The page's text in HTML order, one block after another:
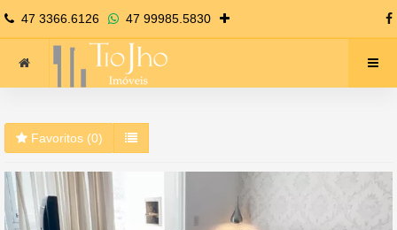
47 3366.6126 47 99985.5830
Favoritos (0)